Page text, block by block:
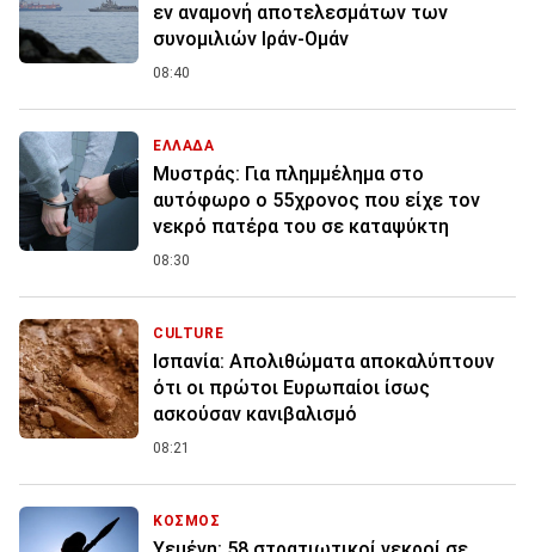
εν αναμονή αποτελεσμάτων των
συνομιλιών Ιράν-Ομάν
08:40
ΕΛΛΑΔΑ
Μυστράς: Για πλημμέλημα στο
αυτόφωρο ο 55χρονος που είχε τον
νεκρό πατέρα του σε καταψύκτη
08:30
CULTURE
Ισπανία: Απολιθώματα αποκαλύπτουν
ότι οι πρώτοι Ευρωπαίοι ίσως
ασκούσαν κανιβαλισμό
08:21
ΚΟΣΜΟΣ